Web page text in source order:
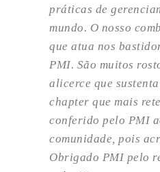
práticas de
mundo. O nosso
que atua nos
PMI. São muitos
alicerce que
chapter que mais
conferido pelo PMI
comunidade, pois
Obrigado PMI pelo